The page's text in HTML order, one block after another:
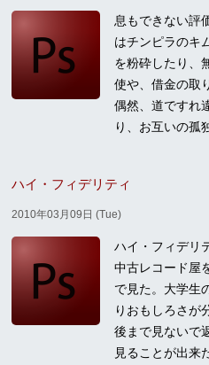
息もできない
はチンピラのキ
を粉砕したり、
使や、借金の取
偶然、道ですれ
り、お互いの孤
ハイ・フィデリティ
2010年03月09日 (Tue)
ハイ・フィデ
中古レコード屋
で見た。大学生
りおもしろさが
後まで見ないで
見ることが出来